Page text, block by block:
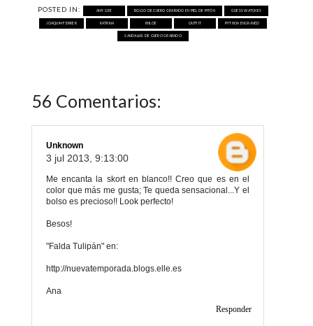
POSTED IN: AMY GEE BOLSO DE CUERO GRABADO EN PIEL DE PITÓN GUESS WATCHES
JOAQUIM FERRER KATRINA KHLOE OUTFIT PYTHON ENGRAVED
SANDALIAS DE CUERO GRABADO
56 Comentarios:
Unknown
3 jul 2013, 9:13:00
Me encanta la skort en blanco!! Creo que es en el
color que más me gusta; Te queda sensacional...Y el
bolso es precioso!! Look perfecto!
Besos!
"Falda Tulipán" en:
http://nuevatemporada.blogs.elle.es
Ana
Responder